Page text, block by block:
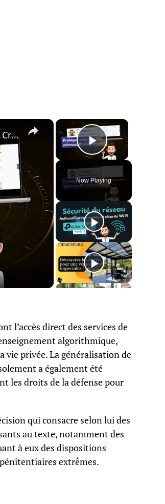
×
Play Video
Now Playing
×
Protégez-vous des adresses IP malveillantes avec CrowdSec !
l’accès direct des services de
algorithmique,
privée. La généralisation de
a également été
les droits de la défense pour
qui consacre selon lui des
au texte, notamment des
à eux des dispositions
extrêmes.